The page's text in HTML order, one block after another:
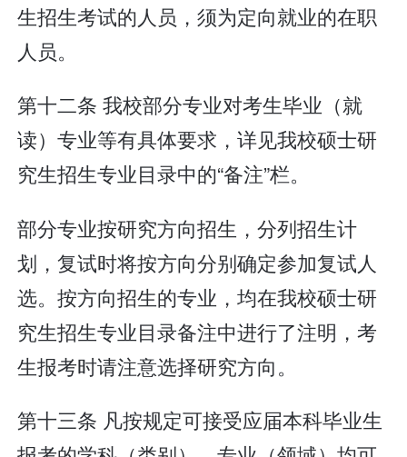
生招生考试的人员，须为定向就业的在职
人员。
第十二条 我校部分专业对考生毕业（就
读）专业等有具体要求，详见我校硕士研
究生招生专业目录中的“备注”栏。
部分专业按研究方向招生，分列招生计
划，复试时将按方向分别确定参加复试人
选。按方向招生的专业，均在我校硕士研
究生招生专业目录备注中进行了注明，考
生报考时请注意选择研究方向。
第十三条 凡按规定可接受应届本科毕业生